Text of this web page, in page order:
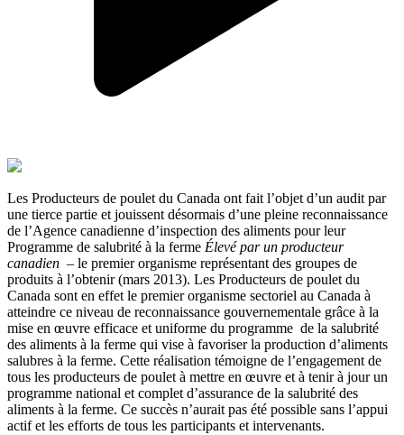
Les Producteurs de poulet du Canada ont fait l’objet d’un audit par
une tierce partie et jouissent désormais d’une pleine reconnaissance
de l’Agence canadienne d’inspection des aliments pour leur
Programme de salubrité à la ferme Élevé par un producteur
canadien – le premier organisme représentant des groupes de
produits à l’obtenir (mars 2013). Les Producteurs de poulet du
Canada sont en effet le premier organisme sectoriel au Canada à
atteindre ce niveau de reconnaissance gouvernementale grâce à la
mise en œuvre efficace et uniforme du programme de la salubrité
des aliments à la ferme qui vise à favoriser la production d’aliments
salubres à la ferme. Cette réalisation témoigne de l’engagement de
tous les producteurs de poulet à mettre en œuvre et à tenir à jour un
programme national et complet d’assurance de la salubrité des
aliments à la ferme. Ce succès n’aurait pas été possible sans l’appui
actif et les efforts de tous les participants et intervenants.